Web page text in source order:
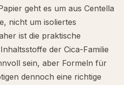
geht es um aus Centella
nicht um isoliertes
ist die praktische
der Cica-Familie
sein, aber Formeln für
dennoch eine richtige